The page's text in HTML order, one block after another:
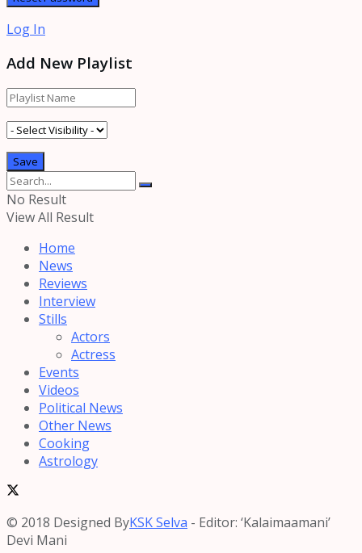
Log In
Add New Playlist
No Result
View All Result
Home
News
Reviews
Interview
Stills
Actors
Actress
Events
Videos
Political News
Other News
Cooking
Astrology
© 2018 Designed ByKSK Selva - Editor: ‘Kalaimaamani’
Devi Mani